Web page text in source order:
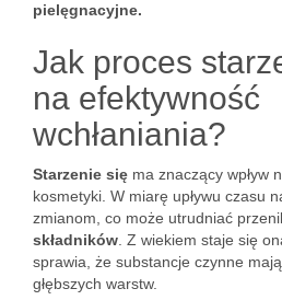
pielęgnacyjne.
Jak proces
na efektywność
wchłaniania?
Starzenie się ma znaczący wpływ
kosmetyki. W miarę upływu czasu
zmianom, co może utrudniać
składników . Z wiekiem staje się
sprawia, że substancje czynne
głębszych warstw.